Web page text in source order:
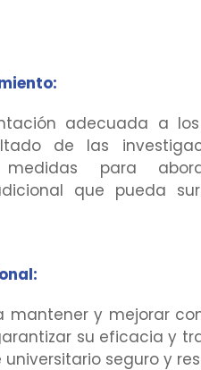
adecuada a
de las
para
que pueda
mantener y mejorar
su eficacia y
seguro y